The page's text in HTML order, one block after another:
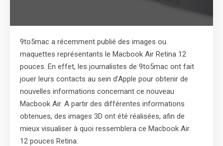
9to5mac a récemment publié des images ou
maquettes représentants le Macbook Air Retina 12
pouces. En effet, les journalistes de 9to5mac ont fait
jouer leurs contacts au sein d’Apple pour obtenir de
nouvelles informations concernant ce nouveau
Macbook Air. A partir des différentes informations
obtenues, des images 3D ont été réalisées, afin de
mieux visualiser à quoi ressemblera ce Macbook Air
12 pouces Retina.